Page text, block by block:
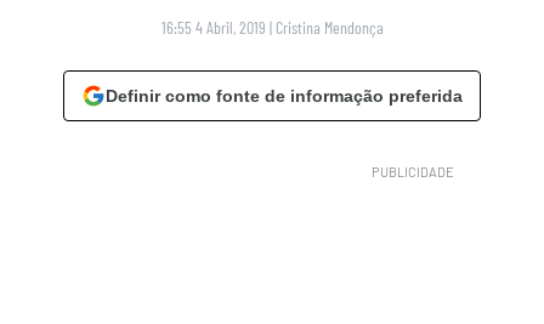
16:55 4 Abril, 2019 | Cristina Mendonça
Definir como fonte de informação preferida